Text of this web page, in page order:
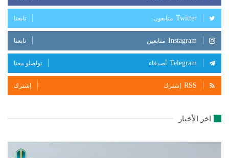
Twitter متابعون تابعنا
Instagram متابعين تابعنا
Telegram أصدقاء تواصلو معنا
RSS إشترك إشترك
اخر الأخبار